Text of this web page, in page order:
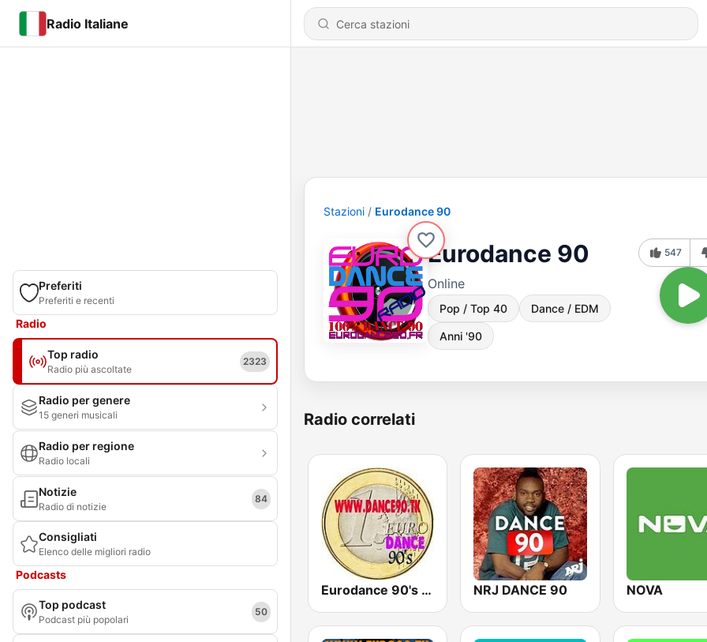
Radio Italiane
Preferiti
Preferiti e recenti
Radio
Top radio
Radio più ascoltate
2323
Radio per genere
15 generi musicali
Radio per regione
Radio locali
Notizie
Radio di notizie
84
Consigliati
Elenco delle migliori radio
Podcasts
Top podcast
Podcast più popolari
50
Stazioni Eurodance 90
Eurodance 90
Online
Pop / Top 40 Dance / EDM
Anni '90
547
Radio correlati
Eurodance 90's - Dance Anos 90 NRJ DANCE 90 NOVA